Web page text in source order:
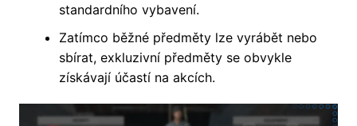
standardního vybavení.
Zatímco běžné předměty lze vyrábět nebo
sbírat, exkluzivní předměty se obvykle
získávají účastí na akcích.